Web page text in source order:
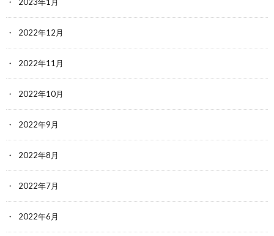
2022年12月
2022年11月
2022年10月
2022年9月
2022年8月
2022年7月
2022年6月